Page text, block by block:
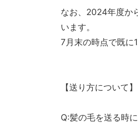
なお、2024年度か
います。
7月末の時点で既に
【送り方について】
Q:髪の毛を送る時